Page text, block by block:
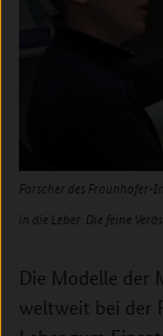
Forscher des
in die Leber. Die feine
Die Modelle der
weltweit bei der